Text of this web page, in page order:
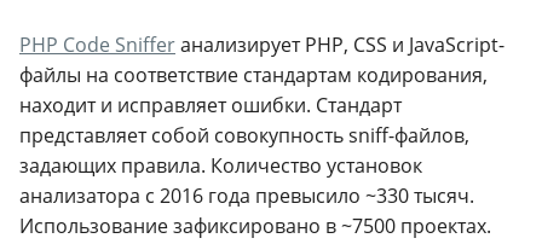
PHP Code Snifferанализирует PHP, CSS и JavaScript-
файлы на соответствие стандартам кодирования,
находит и исправляет ошибки. Стандарт
представляет собой совокупность sniff-файлов,
задающих правила. Количество установок
анализатора с 2016 года превысило ~330 тысяч.
Использование зафиксировано в ~7500 проектах.